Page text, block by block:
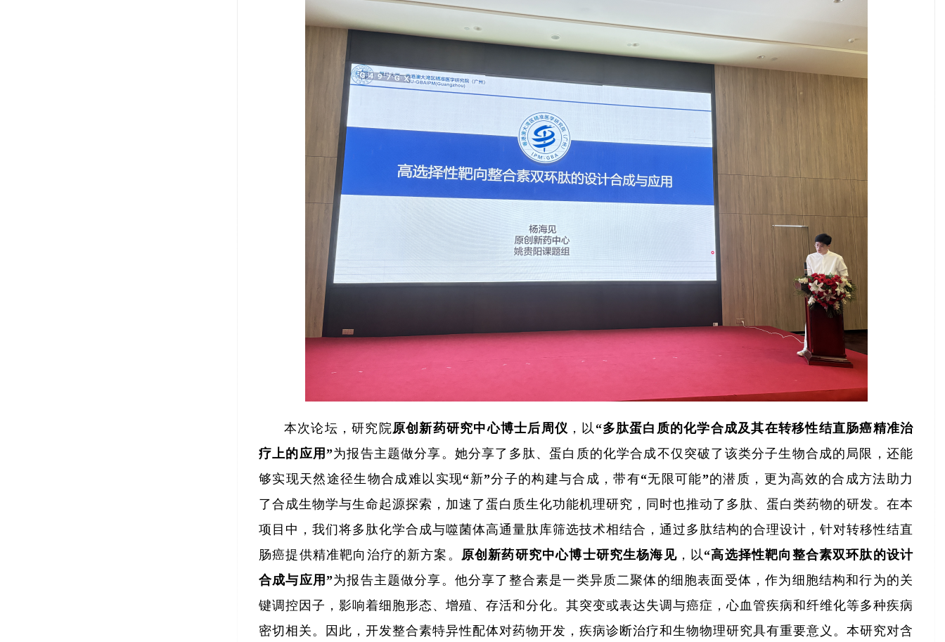
本次论坛，研究院原创新药研究中心博士后周仪 ，以“多肽蛋白质的化学合成及其在转移性结直肠癌精准治
疗上的应用 ”为报告主题做分享。她分享了多肽、蛋白质的化学合成不仅突破了该类分子生物合成的局限，还能
够实现天然途径生物合成难以实现“新”分子的构建与合成，带有“无限可能”的潜质，更为高效的合成方法助力
了合成生物学与生命起源探索，加速了蛋白质生化功能机理研究，同时也推动了多肽、蛋白类药物的研发。在本
项目中，我们将多肽化学合成与噬菌体高通量肽库筛选技术相结合，通过多肽结构的合理设计，针对转移性结直
肠癌提供精准靶向治疗的新方案。 原创新药研究中心博士研究生杨海见，以“高选择性靶向整合素双环肽的设计
合成与应用 ”为报告主题做分享。他分享了整合素是一类异质二聚体的细胞表面受体，作为细胞结构和行为的关
键调控因子，影响着细胞形态、增殖、存活和分化。其突变或表达失调与癌症，心血管疾病和纤维化等多种疾病
密切相关。因此，开发整合素特异性配体对药物开发，疾病诊断治疗和生物物理研究具有重要意义。本研究对含